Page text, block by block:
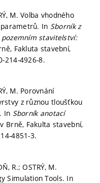
M. Volba vhodného
In Sborník z
stavitelství:
Fakluta stavební,
214-4926-8.
M. Porovnání
z různou tloušťkou
In Sborník anotací
Brně, Fakulta stavební,
4851-3.
R.; OSTRÝ, M.
Simulation Tools. In